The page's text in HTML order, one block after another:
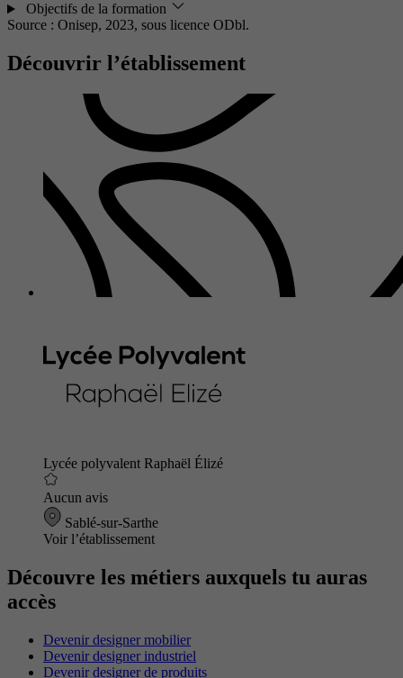
Objectifs de la formation
Source : Onisep, 2023, sous licence ODbl.
Découvrir l’établissement
Lycée polyvalent Raphaël Élizé
Aucun avis
Sablé-sur-Sarthe
Voir l’établissement
Découvre les métiers auxquels tu auras
accès
Devenir designer mobilier
Devenir designer industriel
Devenir designer de produits